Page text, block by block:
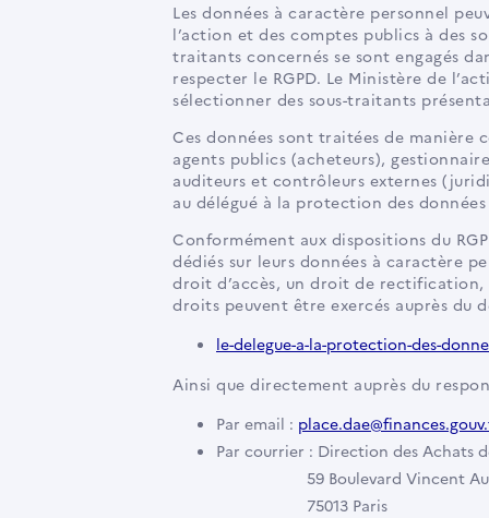
Les données à caractère personnel
l’action et des comptes publics à des
traitants concernés se sont engagés
respecter le RGPD. Le Ministère de
sélectionner des sous-traitants
Ces données sont traitées de manière
agents publics (acheteurs),
auditeurs et contrôleurs externes
au délégué à la protection des
Conformément aux dispositions du
dédiés sur leurs données à caractère
droit d’accès, un droit de
droits peuvent être exercés auprès du
le-delegue-a-la-protection-des-
Ainsi que directement auprès du
Par email :
Par courrier : Direction des Achats
59 Boulevard Vincent
75013 Paris